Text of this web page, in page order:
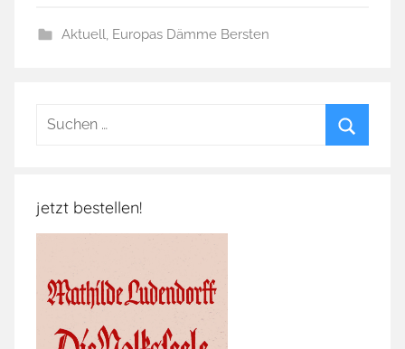
Aktuell Europas Dämme Bersten
Suchen
jetzt bestellen!